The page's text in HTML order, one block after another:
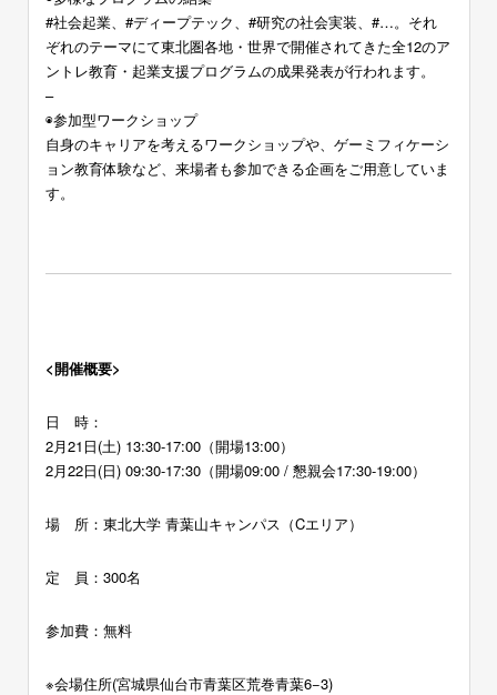
#社会起業、#ディープテック、#研究の社会実装、#…。それ
ぞれのテーマにて東北圏各地・世界で開催されてきた全12のア
ントレ教育・起業支援プログラムの成果発表が行われます。
–
◉参加型ワークショップ
自身のキャリアを考えるワークショップや、ゲーミフィケーシ
ョン教育体験など、来場者も参加できる企画をご用意していま
す。
<開催概要>
日 時：
2月21日(土) 13:30-17:00（開場13:00）
2月22日(日) 09:30-17:30（開場09:00 / 懇親会17:30-19:00）
場 所：東北大学 青葉山キャンパス（Cエリア）
定 員：300名
参加費：無料
※会場住所(宮城県仙台市青葉区荒巻青葉6−3)